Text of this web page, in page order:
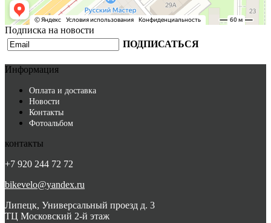
Подписка на новости
ПОДПИСАТЬСЯ
Информация
Оплата и доставка
Новости
Контакты
Фотоальбом
контакты
+7 920 244 72 72
bikevelo@yandex.ru
Липецк, Универсальный проезд д. 3
ТЦ Московский 2-й этаж